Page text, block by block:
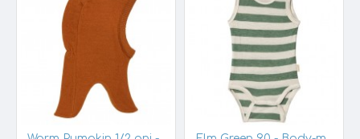
ajuta la reglarea temperaturii corpului. Fibrele
absorbante din lana asigura pastrarea uscata a pielii
delicate a copilului. In sezonul rece, numeroasele
buzunare dintre fibrele de lana ajuta la mentinerea
caldurii organismului (ajuta aerul cald sa circule liber
aproape de pielea copilului).
In acest fel, temperatura
corpului este controlata in mod natural. De asemenea,
la o umiditate de pana la 33% a lanii, aceasta nu se